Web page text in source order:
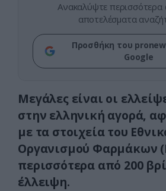
Ανακαλύψτε
αποτελέσματα
Προσθήκη του
Google
Μεγάλες είναι οι
στην ελληνική αγορά,
με τα στοιχεία του
Οργανισμού Φαρμάκων
περισσότερα από 200
έλλειψη.